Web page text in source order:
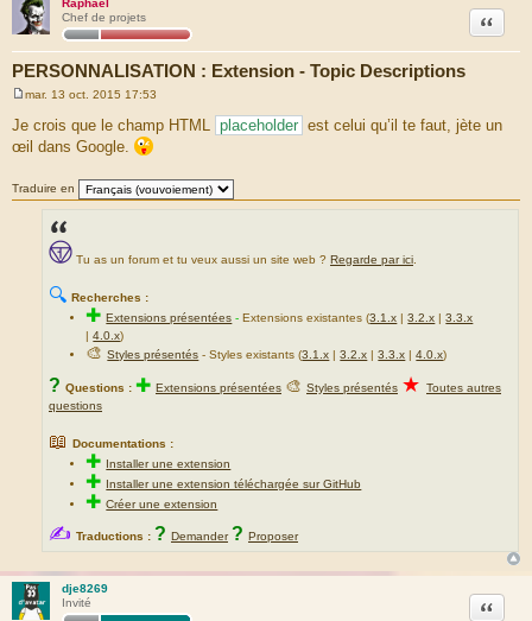
Raphaël
Chef de projets
PERSONNALISATION : Extension - Topic Descriptions
Citation
s
s
e
mar. 13 oct. 2015 17:53
Je crois que le champ HTML placeholder est celui qu’il te faut, jète un
œil dans Google.
Traduire en
Tu as un forum et tu veux aussi un site web ? Regarde par ici
🔍 Recherches :
✚Extensions présentées -Extensions existantes (3.1.x |3.2.x |3.3.x
|4.0.x)
🎨Styles présentés - Styles existants (3.1.x |3.2.x |3.3.x |4.0.x)
? Questions : ✚ Extensions présentées 🎨 Styles présentés ★ Toutes autres
questions
📖 Documentations :
✚ Installer une extension
✚ Installer une extension téléchargée sur GitHub
✚Créer une extension
✍ Traductions : ? Demander ? Proposer
dje8269
Invité
Citation